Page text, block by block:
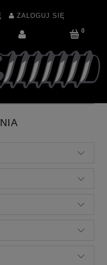
ZALOGUJ SIĘ